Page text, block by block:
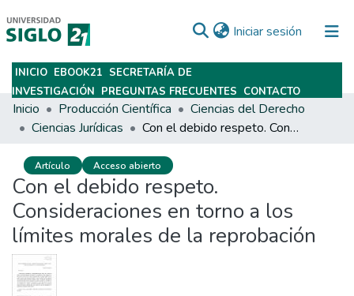
Iniciar sesión (current)
Subir
INICIO EBOOK21 SECRETARÍA DE
INVESTIGACIÓN PREGUNTAS FRECUENTES CONTACTO
Inicio Producción Científica
Ciencias del Derecho
Ciencias Jurídicas
Con el debido respeto. Consideraciones en torno a los límites morales de la reprobación
Artículo Acceso abierto
Con el debido respeto.
Consideraciones en torno a los
límites morales de la reprobación